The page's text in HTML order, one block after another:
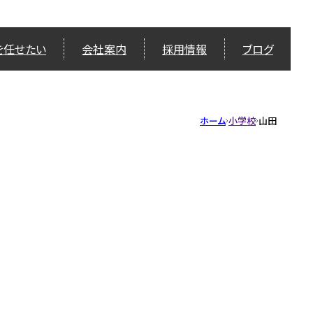
せたい 会社案内 採用情報 ブログ
ホーム 小学校 山田